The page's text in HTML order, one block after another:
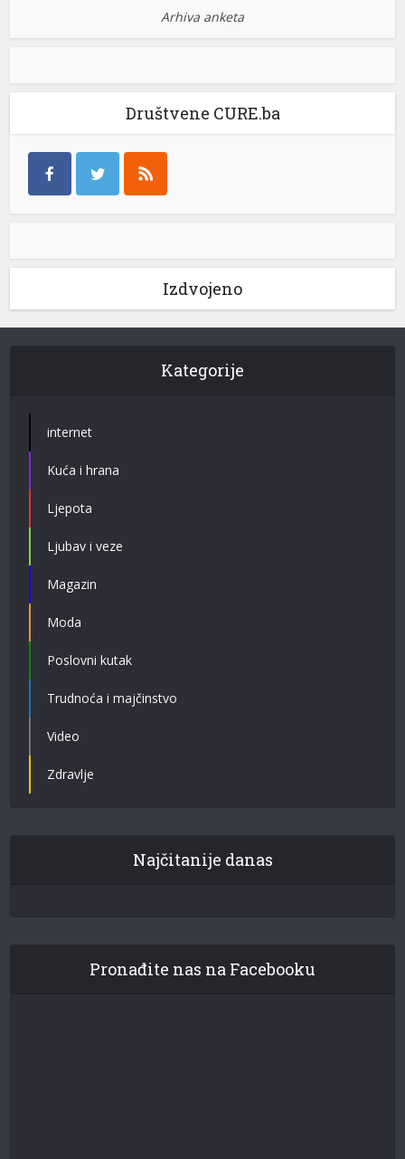
Arhiva anketa
Društvene CURE.ba
Izdvojeno
Kategorije
internet
Kuća i hrana
Ljepota
Ljubav i veze
Magazin
Moda
Poslovni kutak
Trudnoća i majčinstvo
Video
Zdravlje
Najčitanije danas
Pronađite nas na Facebooku